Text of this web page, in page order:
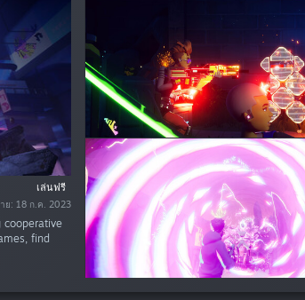
เล่นฟรี
ย: 18 ก.ค. 2023
cooperative
find
$3.99
ย: 18 ก.ค. 2023